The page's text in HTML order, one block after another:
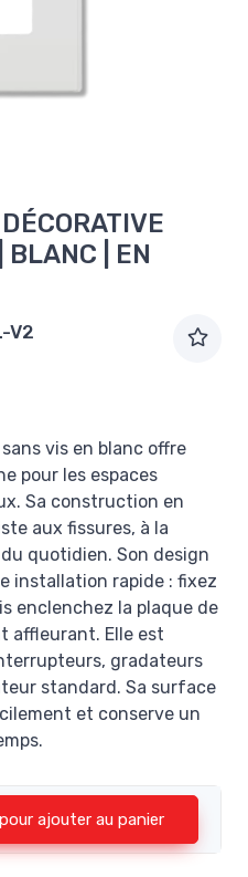
BLANC | EN
V2
vis en blanc offre
pour les espaces
Sa construction en
aux fissures, à la
quotidien. Son design
installation rapide : fixez
enclenchez la plaque de
affleurant. Elle est
gradateurs
standard. Sa surface
et conserve un
ajouter au panier